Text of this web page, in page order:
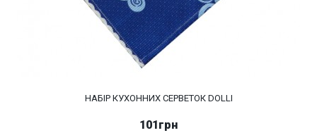
НАБІР КУХОННИХ СЕРВЕТОК DOLLI
101грн